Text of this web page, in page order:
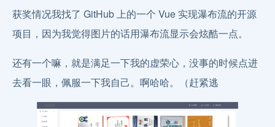
获奖情况我找了 GitHub 上的一个 Vue 实现瀑布流的开源
项目，因为我觉得图片的话用瀑布流显示会炫酷一点。
还有一个嘛，就是满足一下我的虚荣心，没事的时候点进
去看一眼，佩服一下我自己。啊哈哈。（赶紧逃